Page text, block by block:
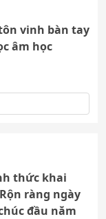
vinh bàn tay
âm học
thức khai
ràng ngày
đầu năm